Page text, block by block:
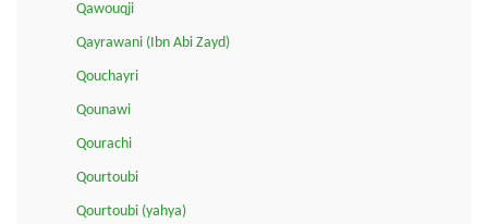
Qawouqji
Qayrawani (Ibn Abi Zayd)
Qouchayri
Qounawi
Qourachi
Qourtoubi
Qourtoubi (yahya)